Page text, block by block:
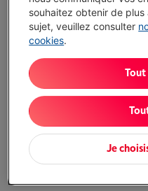
ARMOURED CABLELOCK
souhaitez obtenir de
sujet, veuillez consulter
cookies.
Je